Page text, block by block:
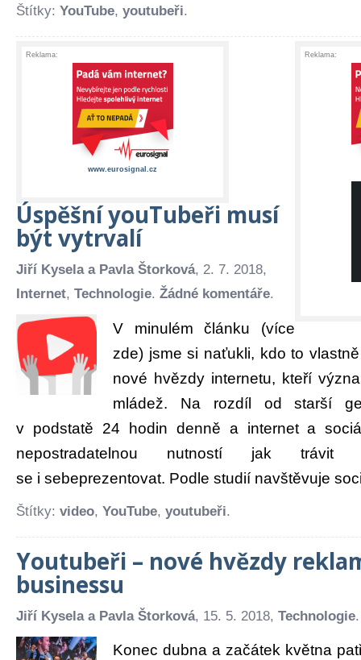
Štítky: YouTube, youtubeři.
Reklama:
www.eurosignal.cz
Reklama:
Úspěšní youTubeři musí
být vytrvalí
Jiří Kysela a Pavla Štorková, 2. 7. 2018,
Internet, Technologie. Žádné komentáře.
V minulém článku (více
zde) jsme si naťukli, kdo to
nové hvězdy internetu, kteří
mládež. Na rozdíl od starší
v podstatě 24 hodin denně a internet a
nepostradatelnou nutností jak
se i sebeprezentovat. Podle studií navštěvuje
Štítky: video, YouTube, youtubeři.
Youtubeři – nové hvězdy
businessu
Jiří Kysela a Pavla Štorková, 15. 5. 2018, Technologie
Konec dubna a začátek května